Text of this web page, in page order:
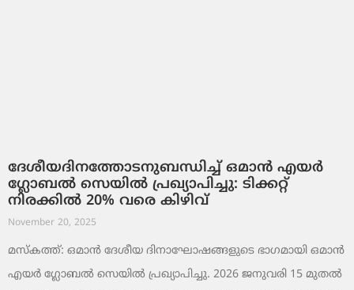
ദേശീയദിനത്തോടനുബന്ധിച്ച് ഒമാൻ എയർ
ഗ്ലോബൽ സെയിൽ പ്രഖ്യാപിച്ചു: ടിക്കറ്റ്
നിരക്കിൽ 20% വരെ കിഴിവ്
November 20, 2025
മസ്‌കത്ത്: ഒമാൻ ദേശീയ ദിനാഘോഷങ്ങളുടെ ഭാഗമായി ഒമാൻ
എയർ ഗ്ലോബൽ സെയിൽ പ്രഖ്യാപിച്ചു. 2026 ജനുവരി 15 മുതൽ